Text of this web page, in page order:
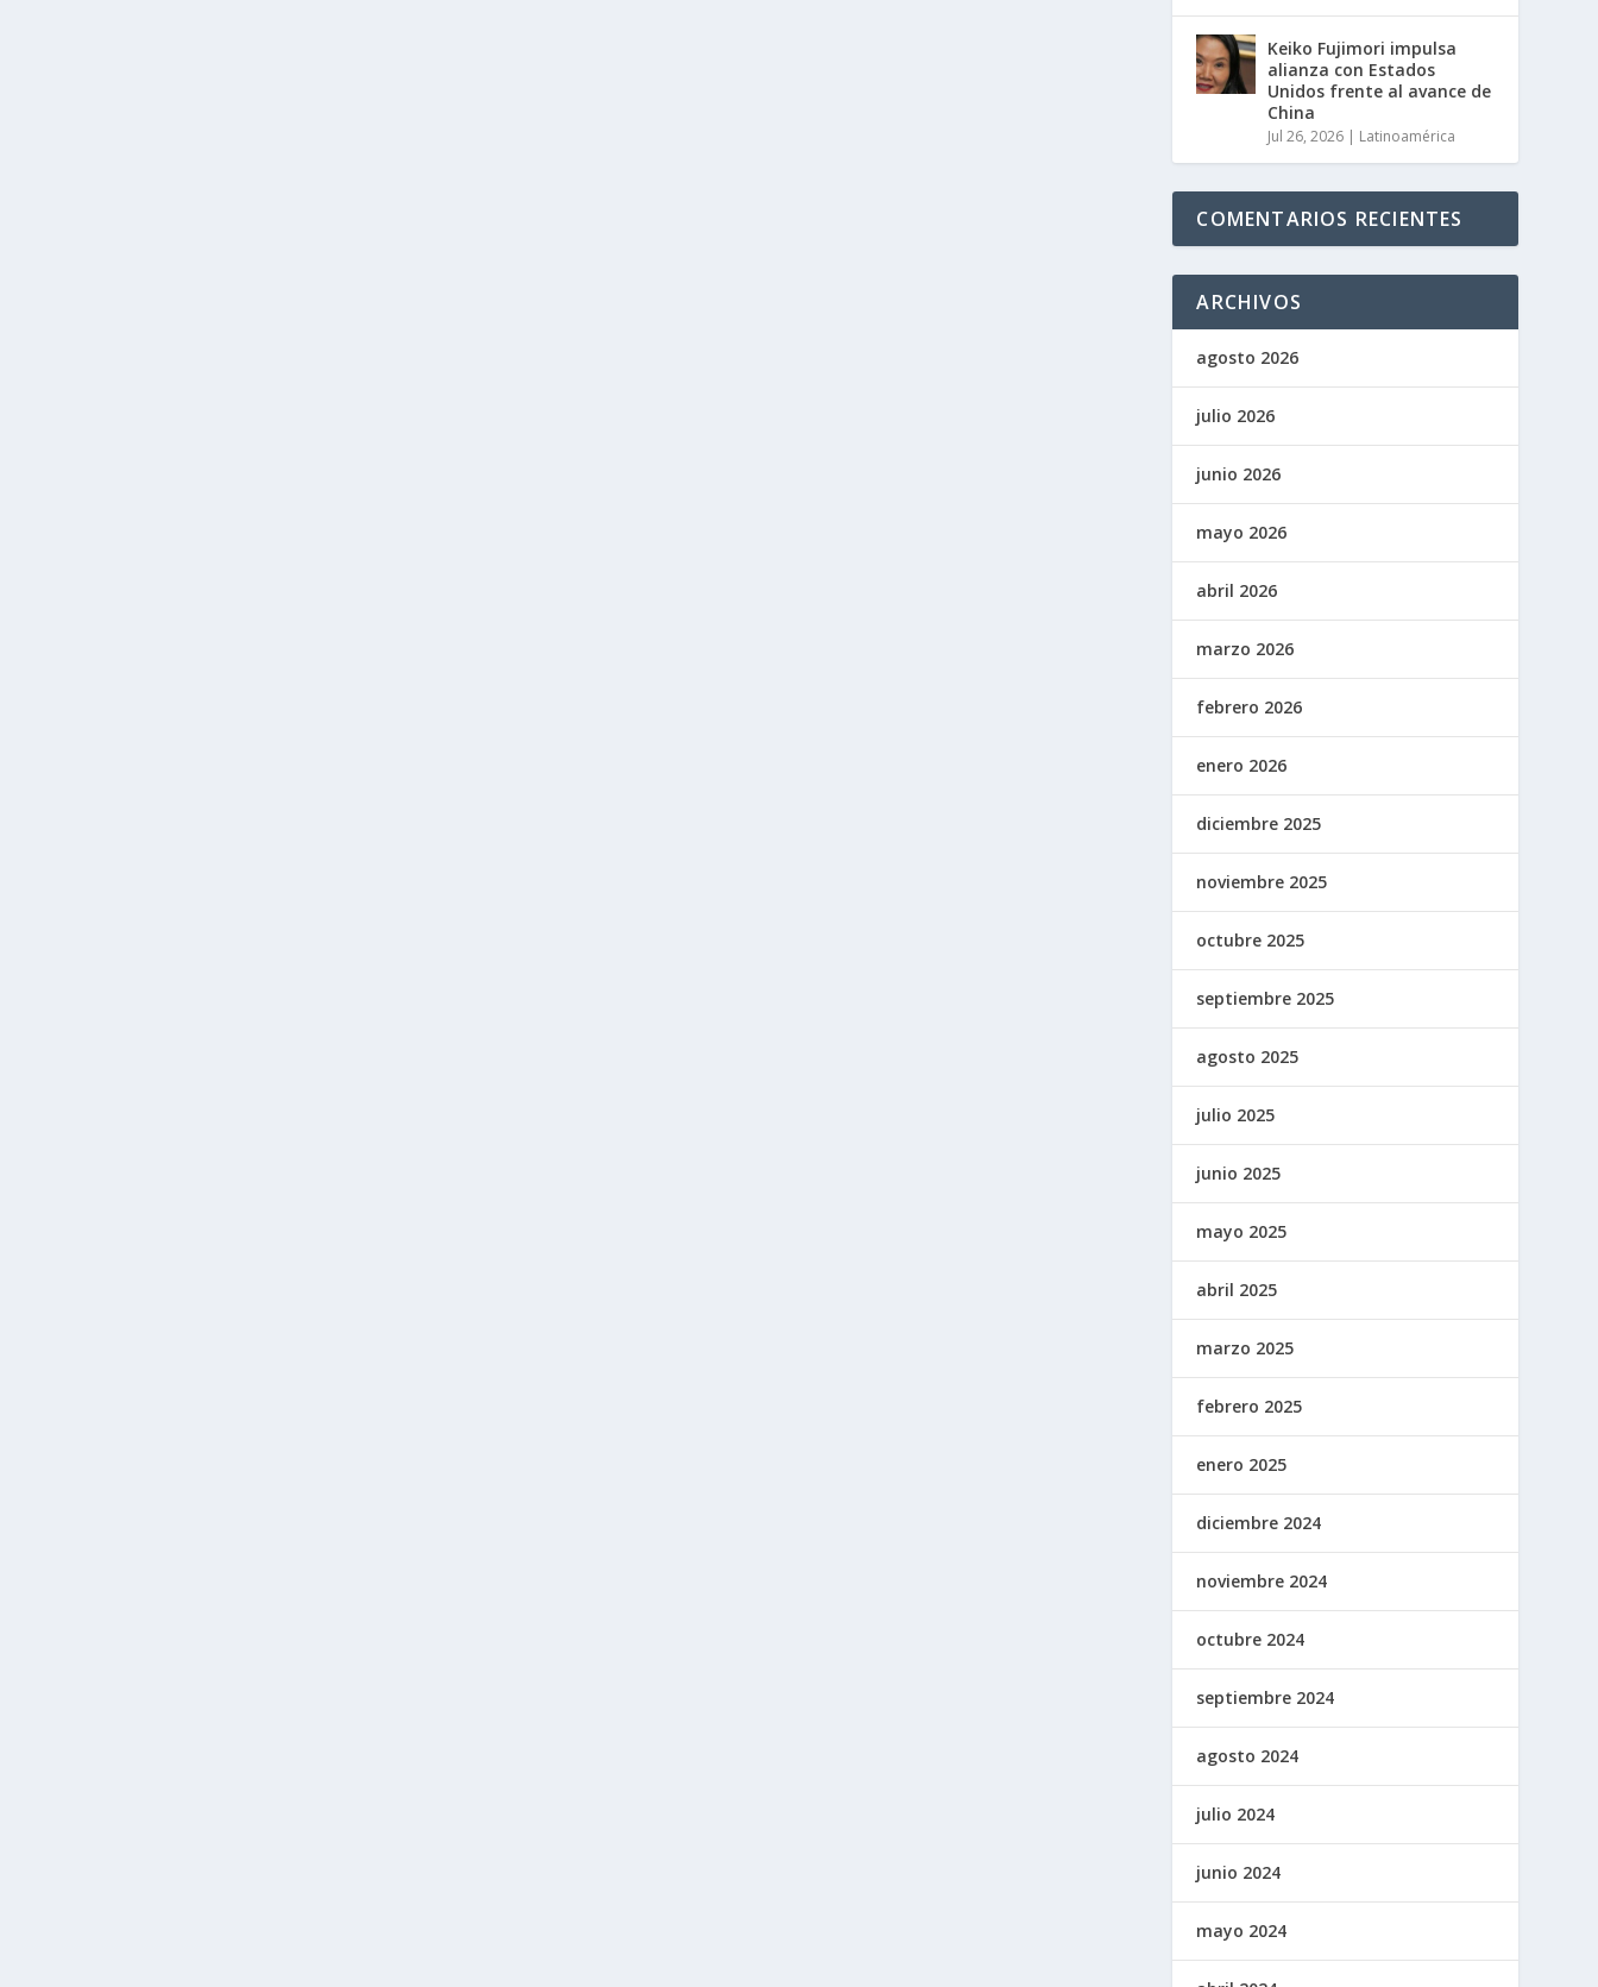
Keiko Fujimori impulsa
alianza con Estados
Unidos frente al avance de
China
Jul 26, 2026 | Latinoamérica
COMENTARIOS RECIENTES
ARCHIVOS
agosto 2026
julio 2026
junio 2026
mayo 2026
abril 2026
marzo 2026
febrero 2026
enero 2026
diciembre 2025
noviembre 2025
octubre 2025
septiembre 2025
agosto 2025
julio 2025
junio 2025
mayo 2025
abril 2025
marzo 2025
febrero 2025
enero 2025
diciembre 2024
noviembre 2024
octubre 2024
septiembre 2024
agosto 2024
julio 2024
junio 2024
mayo 2024